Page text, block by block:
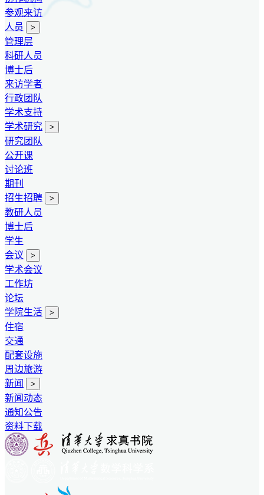
参观来访
人员
>
管理层
科研人员
博士后
来访学者
行政团队
学术支持
学术研究
>
研究团队
公开课
讨论班
期刊
招生招聘
>
教研人员
博士后
学生
会议
>
学术会议
工作坊
论坛
学院生活
>
住宿
交通
配套设施
周边旅游
新闻
>
新闻动态
通知公告
资料下载